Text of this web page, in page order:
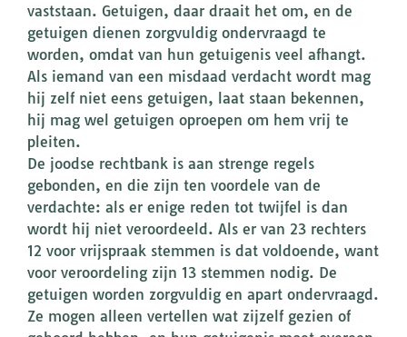
vaststaan. Getuigen, daar draait het om, en de
getuigen dienen zorgvuldig ondervraagd te
worden, omdat van hun getuigenis veel afhangt.
Als iemand van een misdaad verdacht wordt mag
hij zelf niet eens getuigen, laat staan bekennen,
hij mag wel getuigen oproepen om hem vrij te
pleiten.
De joodse rechtbank is aan strenge regels
gebonden, en die zijn ten voordele van de
verdachte: als er enige reden tot twijfel is dan
wordt hij niet veroordeeld. Als er van 23 rechters
12 voor vrijspraak stemmen is dat voldoende, want
voor veroordeling zijn 13 stemmen nodig. De
getuigen worden zorgvuldig en apart ondervraagd.
Ze mogen alleen vertellen wat zijzelf gezien of